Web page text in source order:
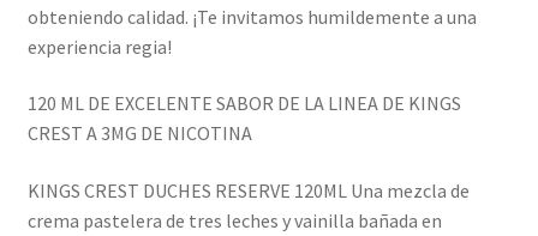
obteniendo calidad. ¡Te invitamos humildemente a una
experiencia regia!
120 ML DE EXCELENTE SABOR DE LA LINEA DE KINGS
CREST A 3MG DE NICOTINA
KINGS CREST DUCHES RESERVE 120ML Una mezcla de
crema pastelera de tres leches y vainilla bañada en